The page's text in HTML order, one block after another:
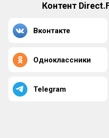
Контент
Вконтакте
Одноклассники
Telegram